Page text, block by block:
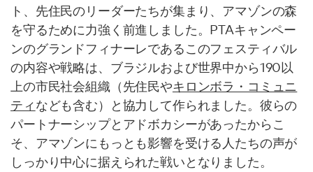
ト、先住民のリーダーたちが集まり、アマゾンの森
を守るために力強く前進しました。PTAキャンペー
ンのグランドフィナーレであるこのフェスティバル
の内容や戦略は、ブラジルおよび世界中から190以
上の市民社会組織（先住民やキロンボラ・コミュニ
ティなども含む）と協力して作られました。彼らの
パートナーシップとアドボカシーがあったからこ
そ、アマゾンにもっとも影響を受ける人たちの声が
しっかり中心に据えられた戦いとなりました。